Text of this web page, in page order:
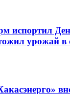
испортил
урожай в